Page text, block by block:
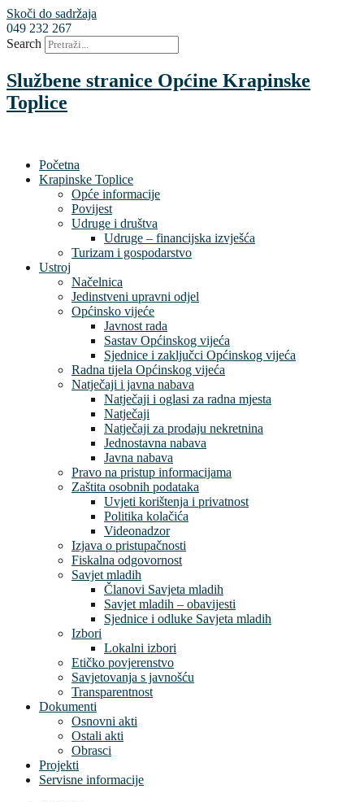
Skoči do sadržaja
049 232 267
Search
Službene stranice Općine Krapinske
Toplice
Početna
Krapinske Toplice
Opće informacije
Povijest
Udruge i društva
Udruge – financijska izvješća
Turizam i gospodarstvo
Ustroj
Načelnica
Jedinstveni upravni odjel
Općinsko vijeće
Javnost rada
Sastav Općinskog vijeća
Sjednice i zaključci Općinskog vijeća
Radna tijela Općinskog vijeća
Natječaji i javna nabava
Natječaji i oglasi za radna mjesta
Natječaji
Natječaji za prodaju nekretnina
Jednostavna nabava
Javna nabava
Pravo na pristup informacijama
Zaštita osobnih podataka
Uvjeti korištenja i privatnost
Politika kolačića
Videonadzor
Izjava o pristupačnosti
Fiskalna odgovornost
Savjet mladih
Članovi Savjeta mladih
Savjet mladih – obavijesti
Sjednice i odluke Savjeta mladih
Izbori
Lokalni izbori
Etičko povjerenstvo
Savjetovanja s javnošću
Transparentnost
Dokumenti
Osnovni akti
Ostali akti
Obrasci
Projekti
Servisne informacije